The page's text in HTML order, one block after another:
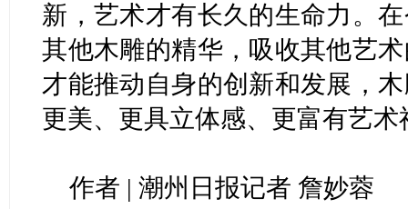
新，艺术才有长久的生命力。
其他木雕的精华，吸收其他艺
才能推动自身的创新和发展，
更美、更具立体感、更富有艺术
作者 | 潮州日报记者 詹妙蓉